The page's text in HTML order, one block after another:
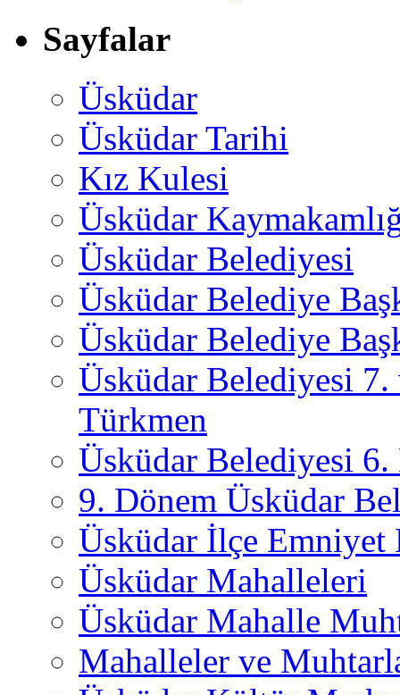
Sayfalar
Üsküdar
Üsküdar Tarihi
Kız Kulesi
Üsküdar
Üsküdar Belediyesi
Üsküdar Belediye
Üsküdar Belediye
Üsküdar Belediyesi
Türkmen
Üsküdar Belediyesi 6.
9. Dönem Üsküdar
Üsküdar İlçe
Üsküdar Mahalleleri
Üsküdar Mahalle
Mahalleler ve